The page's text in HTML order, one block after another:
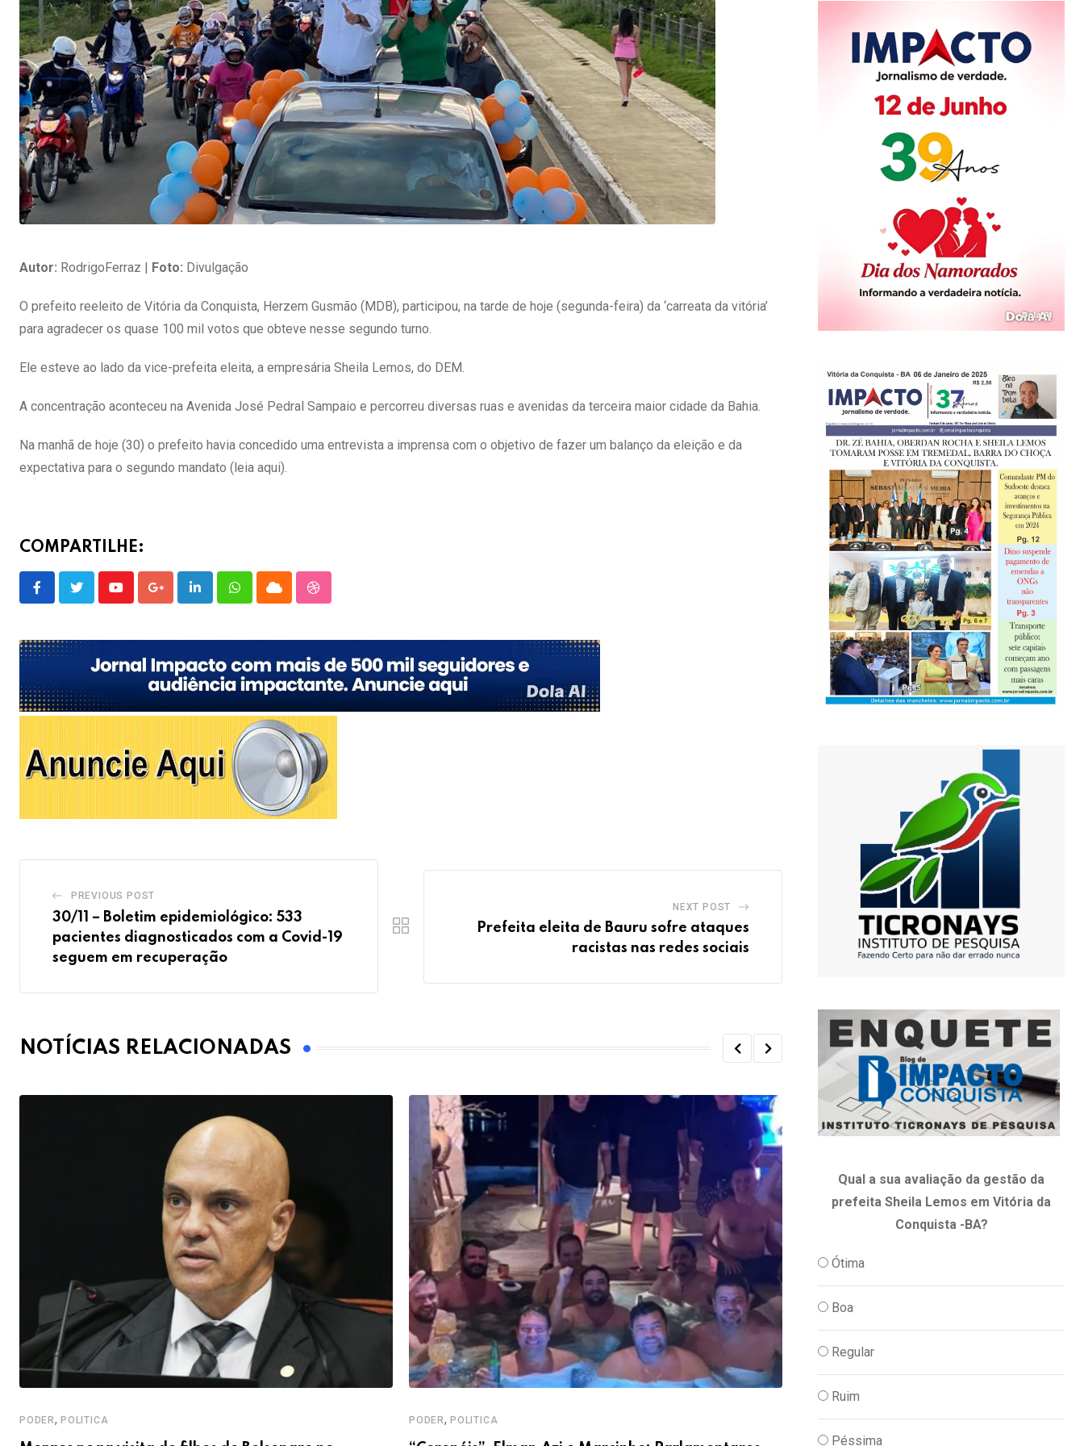
Autor: RodrigoFerraz | Foto: Divulgação
O prefeito reeleito de Vitória da Conquista, Herzem Gusmão (MDB), participou, na tarde de hoje (segunda-feira) da ‘carreata da vitória’
para agradecer os quase 100 mil votos que obteve nesse segundo turno.
Ele esteve ao lado da vice-prefeita eleita, a empresária Sheila Lemos, do DEM.
A concentração aconteceu na Avenida José Pedral Sampaio e percorreu diversas ruas e avenidas da terceira maior cidade da Bahia.
Na manhã de hoje (30) o prefeito havia concedido uma entrevista a imprensa com o objetivo de fazer um balanço da eleição e da
expectativa para o segundo mandato (leia aqui).
COMPARTILHE:
YoutubeGoogle+LinkedInWhatsappCloud StumbleUpon
PREVIOUS POST
30/11 – Boletim epidemiológico: 533
pacientes diagnosticados com a Covid-19
seguem em recuperação
NEXT POST
Prefeita eleita de Bauru sofre ataques
racistas nas redes sociais
NOTÍCIAS RELACIONADAS
PODER, POLITICA PODER, POLITICA PODER,POLITICA
Qual a sua avaliação da gestão da
prefeita Sheila Lemos em Vitória da
Conquista -BA?
Ótima
Boa
Regular
Ruim
Péssima